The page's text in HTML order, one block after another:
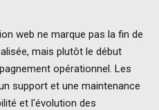
web ne marque pas la fin de
mais plutôt le début
opérationnel. Les
support et une maintenance
et l'évolution des